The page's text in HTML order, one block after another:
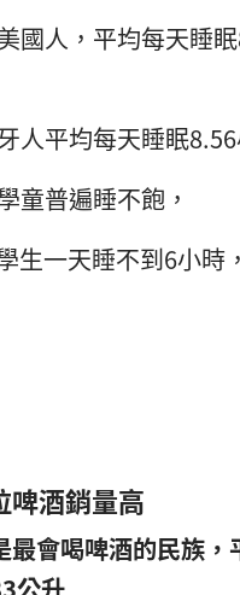
國人，平均每天睡
人平均每天睡眠8.56
童普遍睡不飽，
生一天睡不到6小時，
啤酒銷量高
最會喝啤酒的民族，